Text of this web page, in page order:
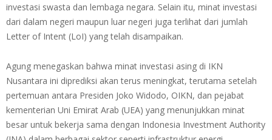
investasi swasta dan lembaga negara. Selain itu, minat investasi
dari dalam negeri maupun luar negeri juga terlihat dari jumlah
Letter of Intent (LoI) yang telah disampaikan.
Agung menegaskan bahwa minat investasi asing di IKN
Nusantara ini diprediksi akan terus meningkat, terutama setelah
pertemuan antara Presiden Joko Widodo, OIKN, dan pejabat
kementerian Uni Emirat Arab (UEA) yang menunjukkan minat
besar untuk bekerja sama dengan Indonesia Investment Authority